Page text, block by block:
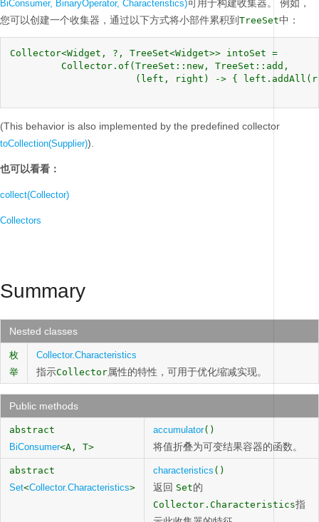
BiConsumer, BinaryOperator, Characteristics)可用于构建收集器。
例如，
您可以创建一个收集器，通过以下方式将小部件累积到 TreeSet中：
Collector<Widget, ?, TreeSet<Widget>> intoSet =
         Collector.of(TreeSet::new, TreeSet::add,
(left, right) -> {
(This behavior is also implemented by the predefined collector
toCollection(Supplier)).
也可以看看：
collect(Collector)
Collectors
Summary
Nested classes
枚
举
Collector.Characteristics
指示Collector属性的特性，可用于优化缩减实现。
Public methods
abstract
BiConsumer<A, T>
accumulator()
将值折叠为可变结果容器的函数。
abstract
Set<Collector.Characteristics>
characteristics ()
返回 Set的
Collector.Characteristics指